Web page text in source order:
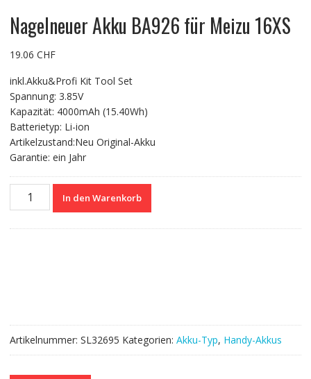
Nagelneuer Akku BA926 für Meizu 16XS
19.06 CHF
inkl.Akku&Profi Kit Tool Set
Spannung: 3.85V
Kapazität: 4000mAh (15.40Wh)
Batterietyp: Li-ion
Artikelzustand:Neu Original-Akku
Garantie: ein Jahr
Nagelneuer
Akku
In den Warenkorb
Artikelnummer: SL32695 Kategorien: Akku-Typ, Handy-Akkus